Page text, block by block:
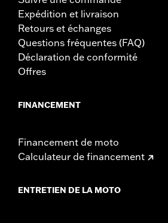
Expédition et livraison
Retours et échanges
Questions fréquentes (FAQ)
Déclaration de conformité
Offres
FINANCEMENT
Financement de moto
Calculateur de financement
ENTRETIEN DE LA MOTO